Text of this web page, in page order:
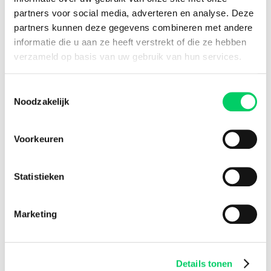
partners voor social media, adverteren en analyse. Deze
partners kunnen deze gegevens combineren met andere
informatie die u aan ze heeft verstrekt of die ze hebben
verzameld op basis van uw gebruik van hun services.
Noodzakelijk
Voorkeuren
Statistieken
Marketing
Details tonen
handige tips en informatie.
Lees meer